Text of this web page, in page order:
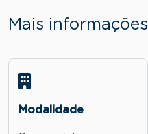
Mais informações
Modalidade